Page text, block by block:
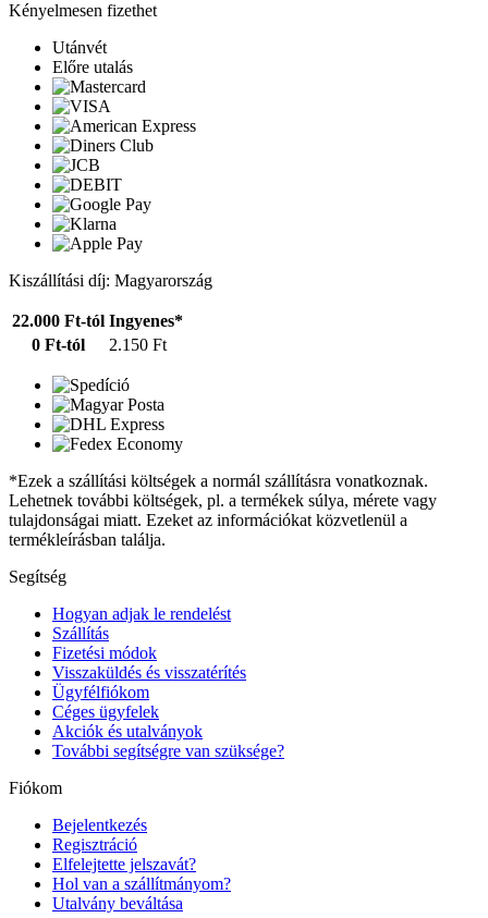
Kényelmesen fizethet
Utánvét
Előre utalás
Kiszállítási díj: Magyarország
22.000 Ft-tól Ingyenes*
0 Ft-tól
2.150 Ft
*Ezek a szállítási költségek a normál szállításra vonatkoznak.
Lehetnek további költségek, pl. a termékek súlya, mérete vagy
tulajdonságai miatt. Ezeket az információkat közvetlenül a
termékleírásban találja.
Segítség
Hogyan adjak le rendelést
Szállítás
Fizetési módok
Visszaküldés és visszatérítés
Ügyfélfiókom
Céges ügyfelek
Akciók és utalványok
További segítségre van szüksége?
Fiókom
Bejelentkezés
Regisztráció
Elfelejtette jelszavát?
Hol van a szállítmányom?
Utalvány beváltása